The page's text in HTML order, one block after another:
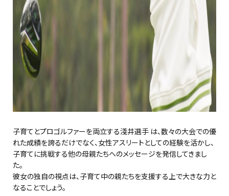
子育てとプロゴルファーを両立する淺井選手 は、数々の大会での優
れた成績を誇るだけでなく、女性アスリートとしての経験を活かし、
子育てに挑戦する他の母親たちへのメッセージを発信してきまし
た。
彼女の独自の視点は、子育て中の親たちを支援する上で大きな力と
なることでしょう。